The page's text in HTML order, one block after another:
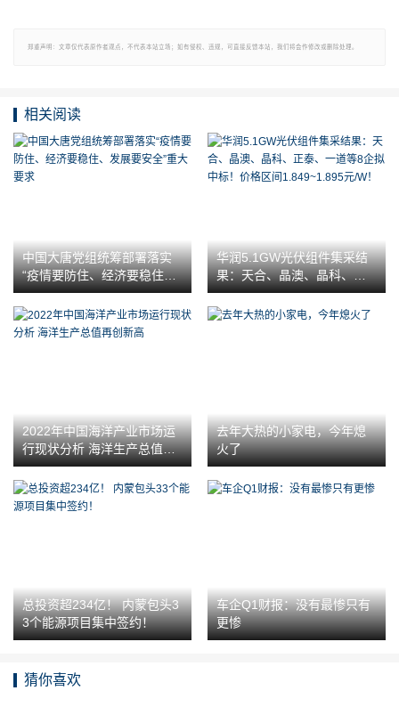
郑重声明：文章仅代表原作者观点，不代表本站立场；如有侵权、违规，可直接反馈本站，我们将会作修改或删除处理。
相关阅读
中国大唐党组统筹部署落实
“疫情要防住、经济要稳住、
发展要安全”重大要求
华润5.1GW光伏组件集采结
果：天合、晶澳、晶科、正
泰、一道等8企拟中标！价格
区间1.849~1.895元/W！
2022年中国海洋产业市场运
行现状分析 海洋生产总值再
创新高
去年大热的小家电，今年熄
火了
总投资超234亿！ 内蒙包头3
3个能源项目集中签约！
车企Q1财报：没有最惨只有
更惨
猜你喜欢